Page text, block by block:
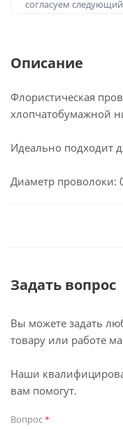
согласуем
Описание
Флористическая
хлопчатобумажной
Идеально подходит
Диаметр проволоки:
Задать вопрос
Вы можете задать
товару или работе
Наши
вам помогут.
Вопрос*